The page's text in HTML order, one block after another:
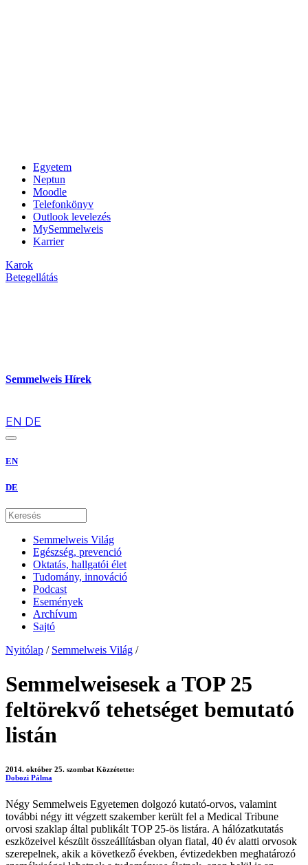
Egyetem
Neptun
Moodle
Telefonkönyv
Outlook levelezés
MySemmelweis
Karrier
Karok
Betegellátás
Semmelweis Hírek
EN DE
EN
DE
Semmelweis Világ
Egészség, prevenció
Oktatás, hallgatói élet
Tudomány, innováció
Podcast
Események
Archívum
Sajtó
Nyitólap / Semmelweis Világ /
Semmelweisesek a TOP 25
feltörekvő tehetséget bemutató
listán
2014. október 25. szombat Közzétette:
Dobozi Pálma
Négy Semmelweis Egyetemen dolgozó kutató-orvos, valamint
további négy itt végzett szakember került fel a Medical Tribune
orvosi szaklap által publikált TOP 25-ös listára. A hálózatkutatás
eszközeivel készült összeállításban olyan fiatal, 40 év alatti orvosok
szerepelnek, akik a következő években, évtizedekben meghatározó